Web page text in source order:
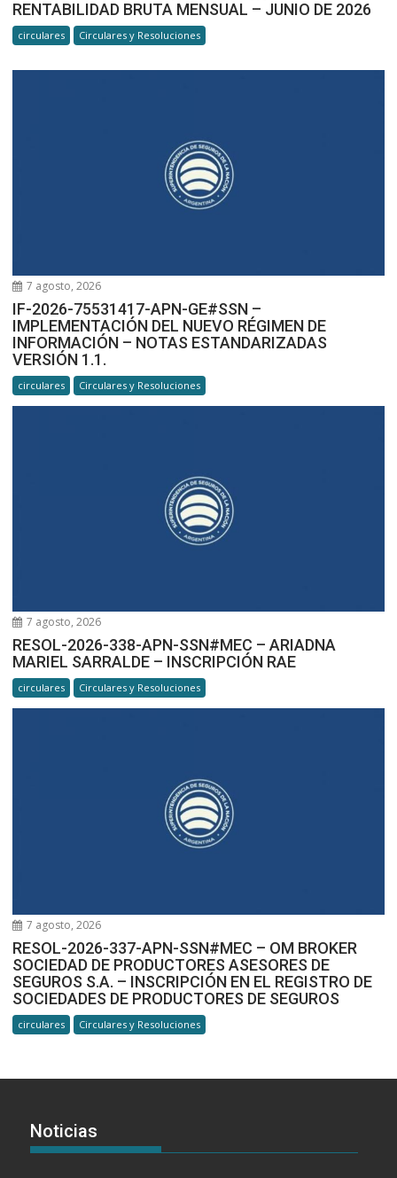
RENTABILIDAD BRUTA MENSUAL – JUNIO DE 2026
circulares Circulares y Resoluciones
7 agosto, 2026
IF-2026-75531417-APN-GE#SSN –
IMPLEMENTACIÓN DEL NUEVO RÉGIMEN DE
INFORMACIÓN – NOTAS ESTANDARIZADAS
VERSIÓN 1.1.
circulares Circulares y Resoluciones
7 agosto, 2026
RESOL-2026-338-APN-SSN#MEC – ARIADNA
MARIEL SARRALDE – INSCRIPCIÓN RAE
circulares Circulares y Resoluciones
7 agosto, 2026
RESOL-2026-337-APN-SSN#MEC – OM BROKER
SOCIEDAD DE PRODUCTORES ASESORES DE
SEGUROS S.A. – INSCRIPCIÓN EN EL REGISTRO DE
SOCIEDADES DE PRODUCTORES DE SEGUROS
circulares Circulares y Resoluciones
Noticias